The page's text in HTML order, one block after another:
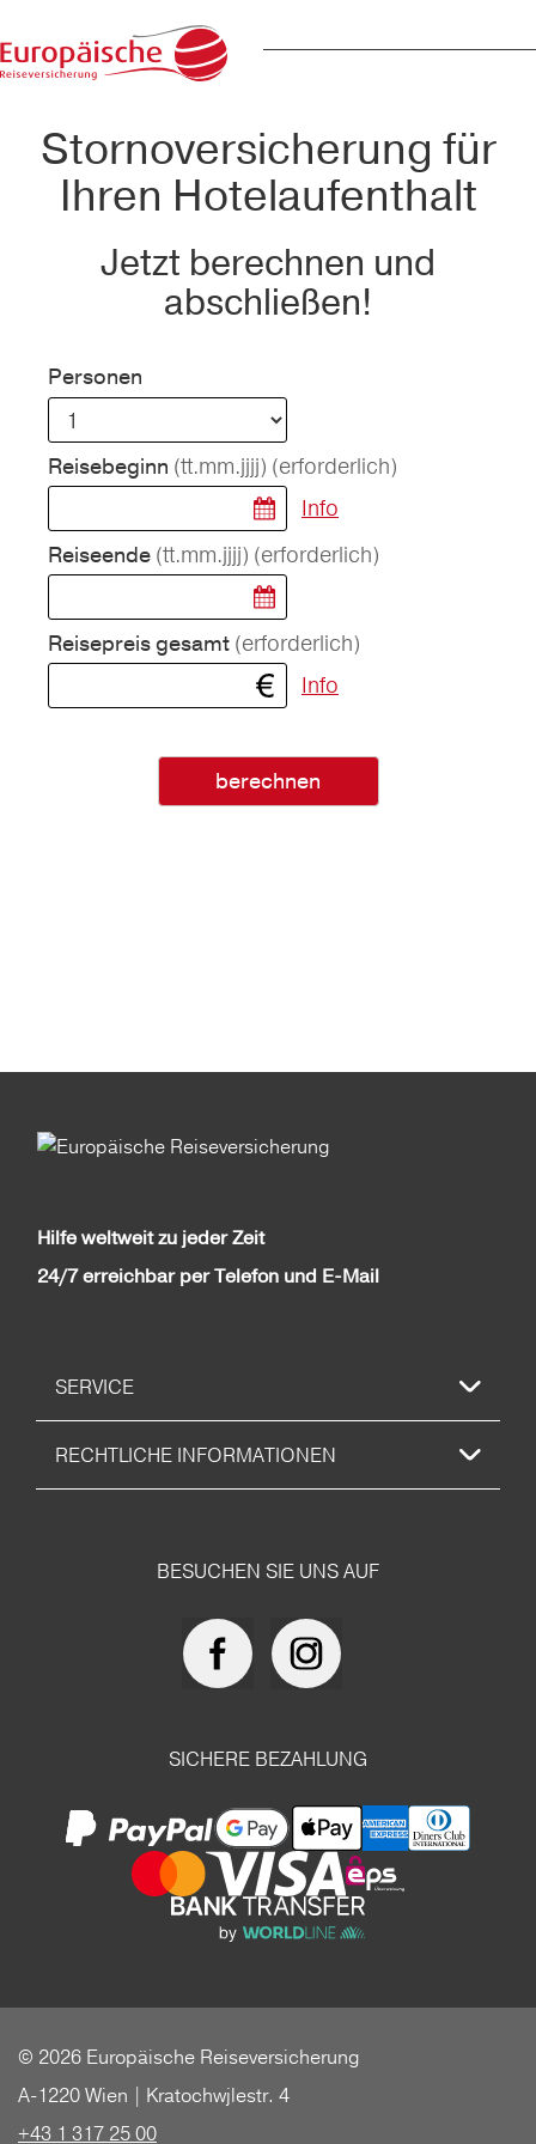
Stornoversicherung für
Ihren Hotelaufenthalt
Jetzt berechnen und
abschließen!
Personen
Reisebeginn (tt.mm.jjjj) (erforderlich)
Info
Reiseende (tt.mm.jjjj) (erforderlich)
Reisepreis gesamt (erforderlich)
Info
berechnen
Hilfe weltweit zu jeder Zeit
24/7 erreichbar per Telefon und E-Mail
SERVICE
RECHTLICHE INFORMATIONEN
BESUCHEN SIE UNS AUF
SICHERE BEZAHLUNG
© 2026 Europäische Reiseversicherung
A-1220 Wien | Kratochwjlestr. 4
+43 1 317 25 00